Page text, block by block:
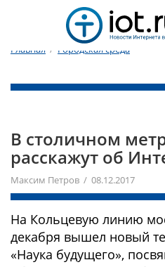
Главная / Городская среда
В столичном
расскажут об
Максим Петров / 08.12.2017
На Кольцевую линию
декабря вышел новый
«Наука будущего»,